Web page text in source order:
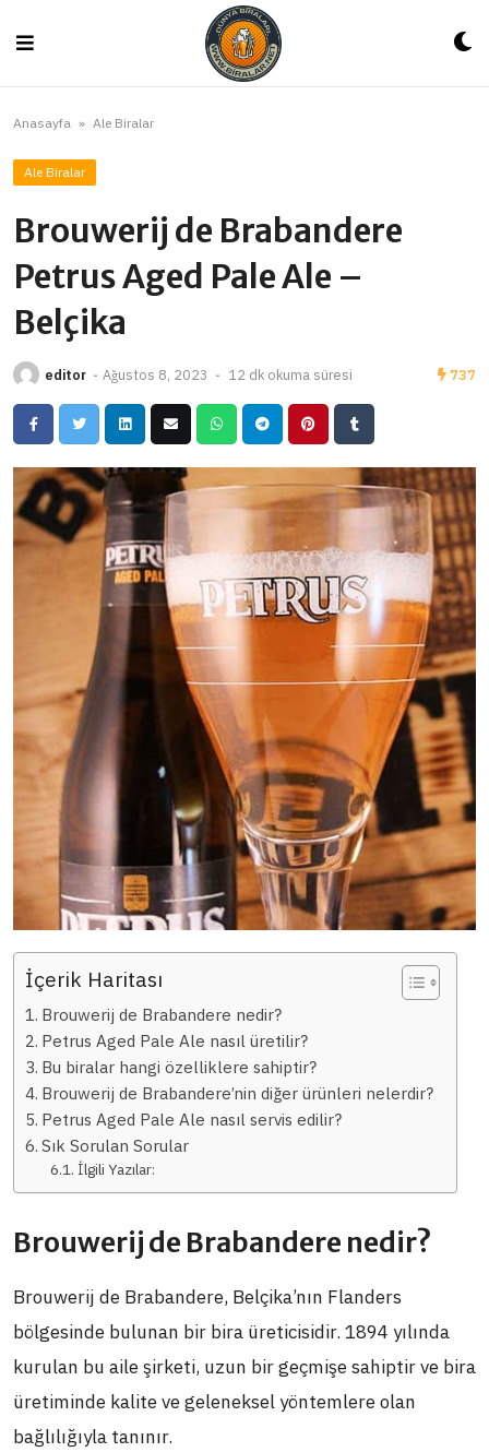
content
Anasayfa » Ale Biralar
Ale Biralar
Brouwerij de Brabandere
Petrus Aged Pale Ale –
Belçika
editor - Ağustos 8, 2023 - 12 dk okuma süresi 737
İçerik Haritası
Brouwerij de Brabandere nedir?
Petrus Aged Pale Ale nasıl üretilir?
Bu biralar hangi özelliklere sahiptir?
Brouwerij de Brabandere’nin diğer ürünleri nelerdir?
Petrus Aged Pale Ale nasıl servis edilir?
Sık Sorulan Sorular
İlgili Yazılar:
Brouwerij de Brabandere nedir?
Brouwerij de Brabandere, Belçika’nın Flanders
bölgesinde bulunan bir bira üreticisidir. 1894 yılında
kurulan bu aile şirketi, uzun bir geçmişe sahiptir ve bira
üretiminde kalite ve geleneksel yöntemlere olan
bağlılığıyla tanınır.